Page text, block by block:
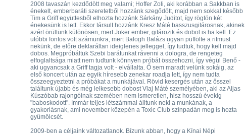
2008 tavaszán kezdődött meg valami; Hoffer Zoli, aki korábban a Sakkban is
énekelt, emberbaráti szeretetből hozzánk szegődött, majd nem sokkal később
Tim a Griff együttesből elhozta hozzánk Sárkány Juditot, így rögtön két
énekesünk is lett. Ekkor társult hozzánk Kresz Máté basszusgitárosnak, akinek
azért örültünk különösen, mert Joker ember, gitározik és dobol is ha kell. Ez
utóbbi fontos volt számunkra, mert Balogh Balázs ugyan püffölte a ritmust
nekünk, de előre deklaráltan ideiglenes jelleggel, így tudtuk, hogy kell majd
dobos. Megpróbáltuk Szebi barátunkat rávenni a dologra, de rengeteg
elfoglaltsága miatt nem tudtunk könnyen próbát összehozni, így végül Benő -
aki ugyancsak a Griff tagja volt - elvállalta. Ő sem maradt velünk sokáig, az
első koncert után az egyik híresebb zenekar roadja lett, így nem tudta
összeegyeztetni a próbákat a munkájával. Rövid kesergés után az ősszel
találtunk újabb és még lelkesebb dobost Vlaj Máté személyében, aki az Aljas
Kúszóbab rajongóinak szemében nem ismeretlen, hisz hosszú évekig
"baboskodott". Immár teljes létszámmal álltunk neki a munkának, a
gyakorlásnak, ami november közepén a Toxic Club színpadán meg is hozta
gyümölcsét.
2009-ben a céljaink változatlanok. Bízunk abban, hogy a Kínai Népi